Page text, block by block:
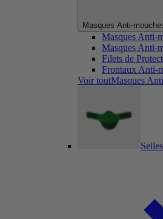
Masques Anti-
Masques Anti-
Masques Anti-
Filets de
Frontaux Anti-
Voir toutMasques